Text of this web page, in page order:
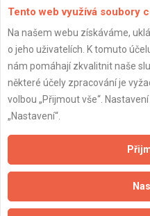
ZPĚT
Aktualizováno z portálu
Naše
Zpracování a
Tento web využívá soubory
Na našem webu získáváme,
o jeho uživatelích. K tomuto
nám pomáhají zkvalitnit naše
některé účely zpracování je
volbou „Přijmout vše“.
„Nastavení“.